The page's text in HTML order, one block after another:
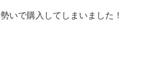
いで購入してしまいました！